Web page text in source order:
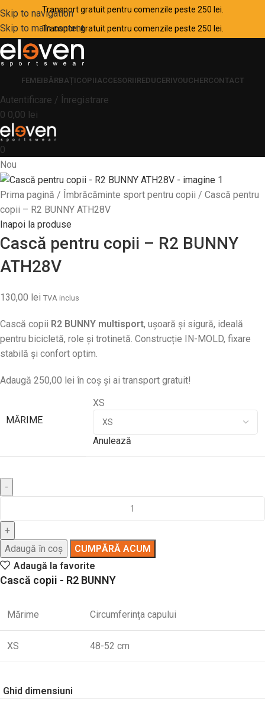
Skip to navigation
Skip to main content
Transport gratuit pentru comenzile peste 250 lei.
Transport gratuit pentru comenzile peste 250 lei.
FEMEI BĂRBAȚI COPII ACCESORII REDUCERIVOUCHERCONTACT
Autentificare / Înregistrare
0 0,00 lei
0
Nou
Prima pagină Îmbrăcăminte sport pentru copii
Cască pentru
copii – R2 BUNNY ATH28V
Inapoi la produse
Cască pentru copii – R2 BUNNY
ATH28V
130,00 lei TVA inclus
Cască copii R2 BUNNY multisport, ușoară și sigură, ideală
pentru bicicletă, role și trotinetă. Construcție IN-MOLD, fixare
stabilă și confort optim.
Adaugă 250,00 lei în coș și ai transport gratuit!
MĂRIME
XS
Anulează
Adaugă în coș
CUMPĂRĂ ACUM
Adaugă la favorite
Cască copii - R2 BUNNY
Mărime Circumferința capului
XS 48-52 cm
Ghid dimensiuni